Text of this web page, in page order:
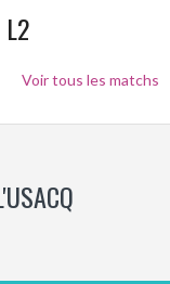
L2
Voir tous les matchs